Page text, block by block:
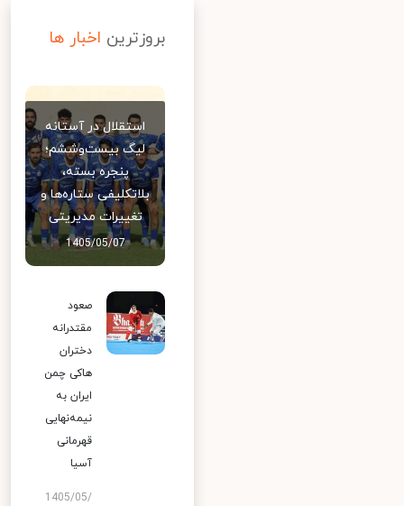
بروزترین اخبار ها
استقلال در آستانه
لیگ بیست‌وششم؛
پنجره بسته،
بلاتکلیفی ستاره‌ها و
تغییرات مدیریتی
1405/05/07
صعود
مقتدرانه
دختران
هاکی چمن
ایران به
نیمه‌نهایی
قهرمانی
آسیا
1405/05/